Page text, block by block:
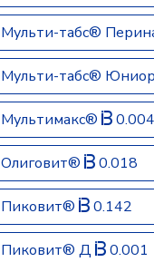
Мульти-табс®
Мульти-табс® Юниор
Мультимакс® 0.004
Олиговит® 0.018
Пиковит® 0.142
Пиковит® Д 0.001